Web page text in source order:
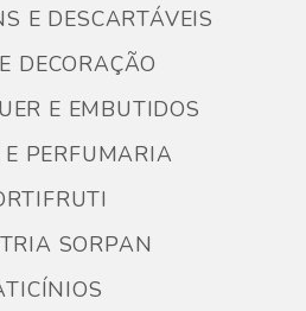
E DESCARTÁVEIS
DECORAÇÃO
E EMBUTIDOS
PERFUMARIA
SORPAN